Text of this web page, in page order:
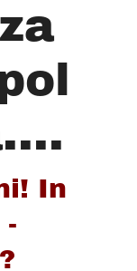
In
-